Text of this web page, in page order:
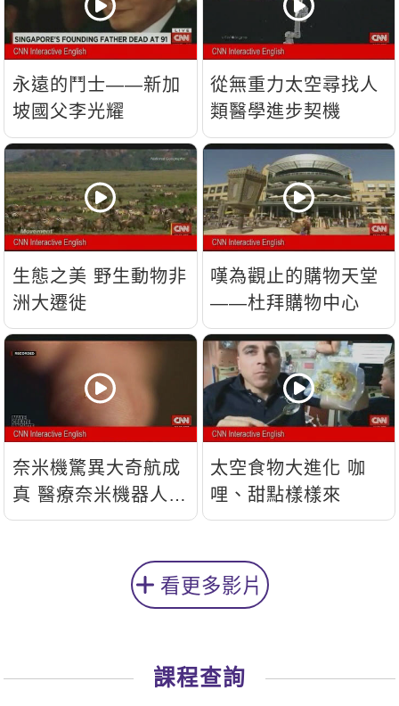
永遠的鬥士——新加
坡國父李光耀
從無重力太空尋找人
類醫學進步契機
生態之美 野生動物非
洲大遷徙
嘆為觀止的購物天堂
——杜拜購物中心
奈米機驚異大奇航成
真 醫療奈米機器人問
世
太空食物大進化 咖
哩、甜點樣樣來
看更多影片
課程查詢